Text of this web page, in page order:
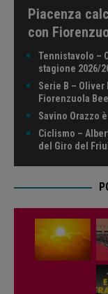
Piacenza
con
Tennistavolo –
stagione 2026/
Serie B –
Fiorenzuola
Savino Orazzo
Ciclismo –
del Giro del